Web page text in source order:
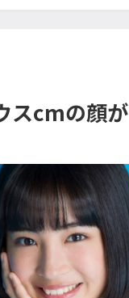
スcmの顔が